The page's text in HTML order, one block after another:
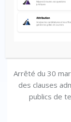
Arrêté du 30
des clauses
publics de